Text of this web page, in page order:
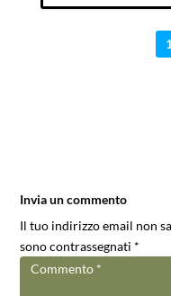
Invia un commento
Il tuo indirizzo email non
sono contrassegnati *